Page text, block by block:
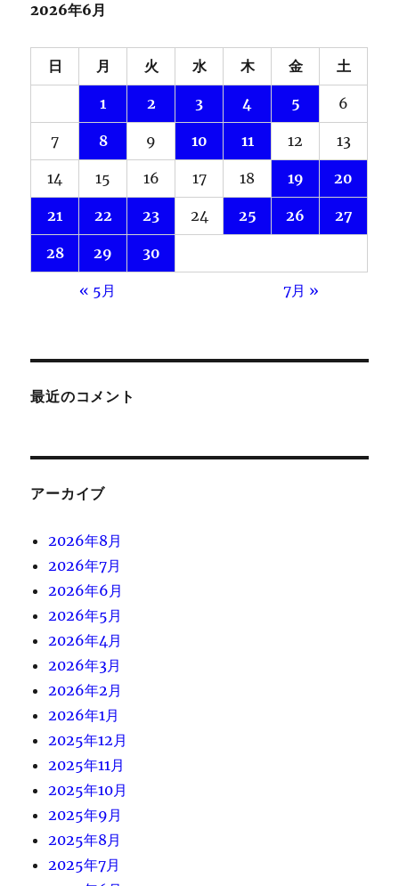
2026年6月
日 月 火 水 木 金 土
1 2 3 4 5 6
7 8 9 10 11 12 13
14 15 16 17 18 19 20
21 22 23 24 25 26 27
28 29 30
« 5月 7月 »
最近のコメント
アーカイブ
2026年8月
2026年7月
2026年6月
2026年5月
2026年4月
2026年3月
2026年2月
2026年1月
2025年12月
2025年11月
2025年10月
2025年9月
2025年8月
2025年7月